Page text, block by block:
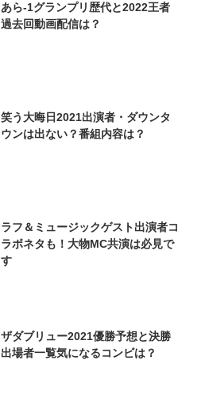
あら‐1グランプリ歴代と2022王者
過去回動画配信は？
笑う大晦日2021出演者・ダウンタ
ウンは出ない？番組内容は？
ラフ＆ミュージックゲスト出演者コ
ラボネタも！大物MC共演は必見で
す
ザダブリュー2021優勝予想と決勝
出場者一覧気になるコンビは？